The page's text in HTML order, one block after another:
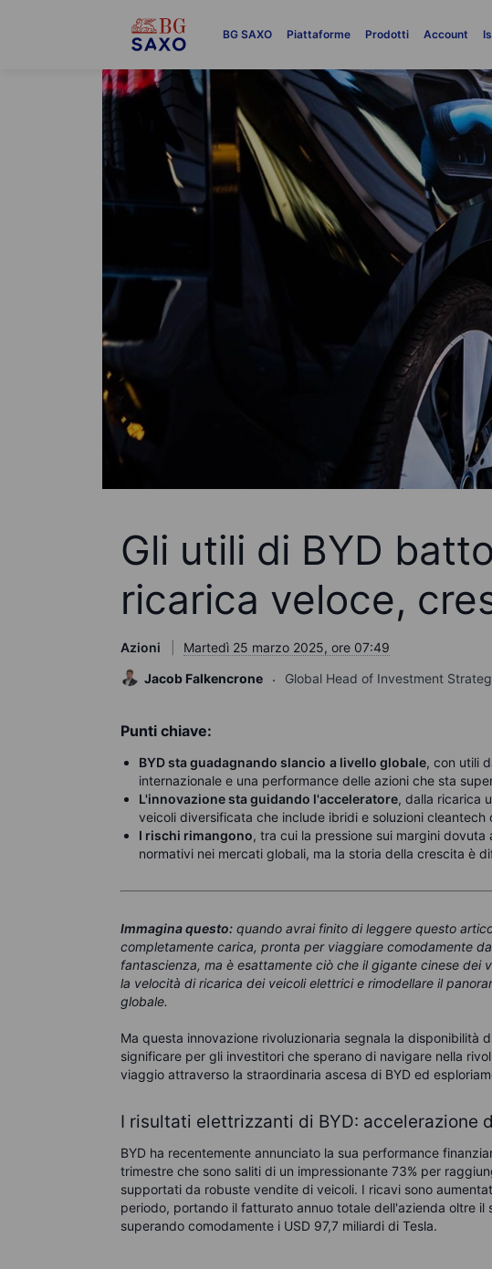
BG SAXO Piattaforme Prodotti Account
Gli utili di BYD
ricarica veloce,
Azioni
Martedì 25 marzo 2025, ore 07:49
Jacob Falkencrone
Global Head of Investment
Punti chiave:
BYD sta guadagnando slancio a livello globale, con utili
internazionale e una performance delle azioni che sta
L'innovazione sta guidando l'acceleratore, dalla ricarica
veicoli diversificata che include ibridi e soluzioni cleantech
I rischi rimangono, tra cui la pressione sui margini
normativi nei mercati globali, ma la storia della crescita è
Immagina questo: quando avrai finito di leggere questo
completamente carica, pronta per viaggiare comodamente
fantascienza, ma è esattamente ciò che il gigante cinese dei
la velocità di ricarica dei veicoli elettrici e rimodellare il
globale.
Ma questa innovazione rivoluzionaria segnala la disponibilità
significare per gli investitori che sperano di navigare nella
viaggio attraverso la straordinaria ascesa di BYD ed
I risultati elettrizzanti di BYD: accelerazione
BYD ha recentemente annunciato la sua performance
trimestre che sono saliti di un impressionante 73% per
supportati da robuste vendite di veicoli. I ricavi sono
periodo, portando il fatturato annuo totale dell'azienda oltre il
superando comodamente i USD 97,7 miliardi di Tesla.